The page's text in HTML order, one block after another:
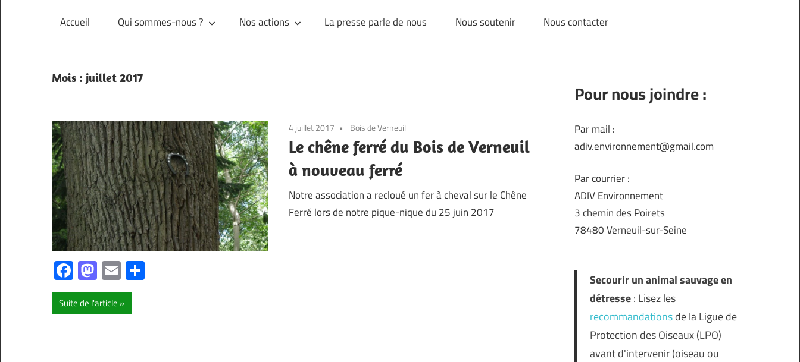
Accueil Qui sommes-nous ? Nos actions La presse parle de nous Nous soutenir Nous contacter
Mois : juillet 2017
4 juillet 2017 Bois de Verneuil
Le chêne ferré du Bois de Verneuil
à nouveau ferré
Notre association a recloué un fer à cheval sur le Chêne
Ferré lors de notre pique-nique du 25 juin 2017
Facebook
Mastodon
Email
Suite de l'article
Pour nous joindre :
Par mail :
adiv.environnement@gmail.com
Par courrier :
ADIV Environnement
3 chemin des Poirets
78480 Verneuil-sur-Seine
Secourir un animal sauvage en
détresse: Lisez les
recommandationsde la Ligue de
Protection des Oiseaux (LPO)
avant d'intervenir (oiseau ou